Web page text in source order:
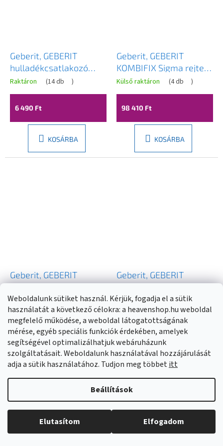
Weboldalunk sütiket használ. Kérjük, fogadja el a sütik
használatát a következő célokra: a heavenshop.hu weboldal
megfelelő működése, a weboldal látogatottságának
mérése, egyéb speciális funkciók érdekében, amelyek
segítségével optimalizálhatjuk webáruházunk
szolgáltatásait. Weboldalunk használatával hozzájárulását
adja a sütik használatához. Tudjon meg többetitt
Beállítások
Elutasítom Elfogadom
Geberit, GEBERIT
hulladékcsatlakozó
készlet fali WC-hez,
hossza 18,5 cm,
krómozott matt,
Raktáron (14 db )
6 490 Ft
KOSÁRBA
Geberit, GEBERIT
KOMBIFIX Sigma rejtett
tartály 12 cm,
szagelszíváshoz,
110.367.00.5
Külső raktáron (4 db )
98 410 Ft
KOSÁRBA
Geberit, GEBERIT
KOMBIFIX rögzítőelem
fali bidéhez, univerzális,
457.530.00.1
Pillanatnyilag nem elérhető
54 420 Ft
BŐVEBBEN
Geberit, GEBERIT
KOMBIFIX ECO Rejtett
tartály, Sigma 8 cm, H
109 cm, 110.790.00.1
Külső raktáron (12 db
97 730 Ft
KOSÁRBA